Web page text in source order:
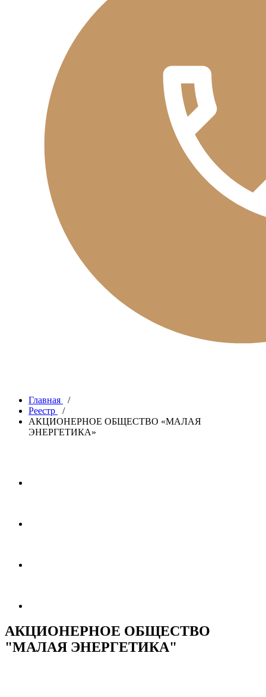
Главная
/
Реестр
/
АКЦИОНЕРНОЕ ОБЩЕСТВО «МАЛАЯ
ЭНЕРГЕТИКА»
АКЦИОНЕРНОЕ ОБЩЕСТВО
"МАЛАЯ ЭНЕРГЕТИКА"